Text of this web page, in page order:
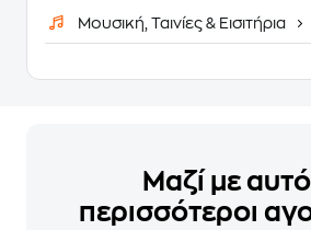
Μουσική, Ταινίες & Εισιτήρια
Μαζί με
περισσότεροι